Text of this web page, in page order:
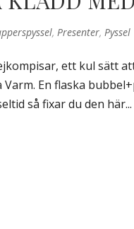
,Presenter,Pyssel
ett kul sätt
En flaska
så fixar du den här...